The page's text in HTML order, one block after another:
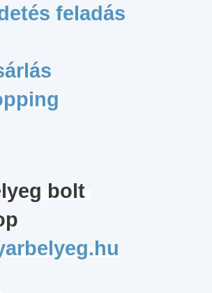
feladás
bolt